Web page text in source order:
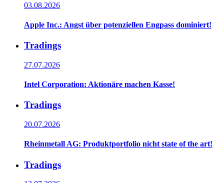
03.08.2026
Apple Inc.: Angst über potenziellen Engpass dominiert!
Tradings
27.07.2026
Intel Corporation: Aktionäre machen Kasse!
Tradings
20.07.2026
Rheinmetall AG: Produktportfolio nicht state of the art!
Tradings